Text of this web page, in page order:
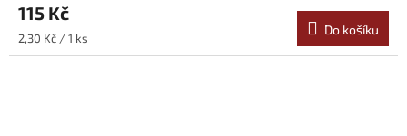
115 Kč
Měrná
cena:
2,30 Kč / 1 ks
Do košíku